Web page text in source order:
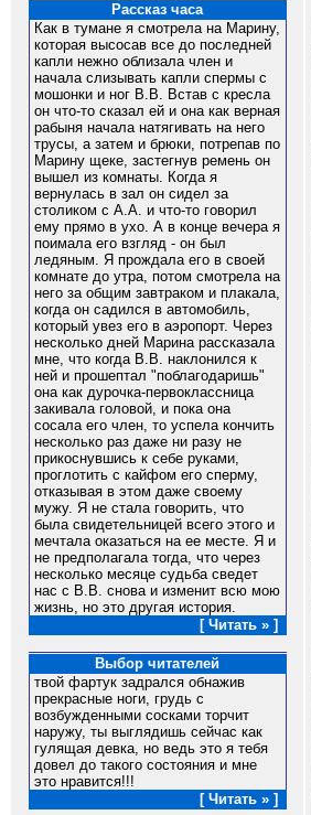
Рассказ часа
Как в тумане я смотрела на Марину,
которая высосав все до последней
капли нежно облизала член и
начала слизывать капли спермы с
мошонки и ног В.В. Встав с кресла
он что-то сказал ей и она как верная
рабыня начала натягивать на него
трусы, а затем и брюки, потрепав по
Марину щеке, застегнув ремень он
вышел из комнаты. Когда я
вернулась в зал он сидел за
столиком с А.А. и что-то говорил
ему прямо в ухо. А в конце вечера я
поимала его взгляд - он был
ледяным. Я прождала его в своей
комнате до утра, потом смотрела на
него за общим завтраком и плакала,
когда он садился в автомобиль,
который увез его в аэропорт. Через
несколько дней Марина рассказала
мне, что когда В.В. наклонился к
ней и прошептал "поблагодаришь"
она как дурочка-первоклассница
закивала головой, и пока она
сосала его член, то успела кончить
несколько раз даже ни разу не
прикоснувшись к себе руками,
проглотить с кайфом его сперму,
отказывая в этом даже своему
мужу. Я не стала говорить, что
была свидетельницей всего этого и
мечтала оказаться на ее месте. Я и
не предполагала тогда, что через
несколько месяце судьба сведет
нас с В.В. снова и изменит всю мою
жизнь, но это другая история.
[ Читать » ]
Выбор читателей
твой фартук задрался обнажив
прекрасные ноги, грудь с
возбужденными сосками торчит
наружу, ты выглядишь сейчас как
гулящая девка, но ведь это я тебя
довел до такого состояния и мне
это нравится!!!
[ Читать » ]